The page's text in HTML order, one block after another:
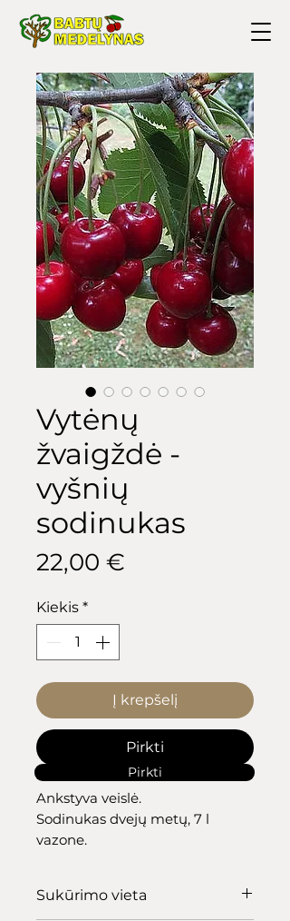
Vytėnų
žvaigždė -
vyšnių
sodinukas
22,00 €
Kiekis *
Į krepšelį
Pirkti
Ankstyva veislė.
Sodinukas dvejų metų, 7 l
vazone.
Sukūrimo vieta
Pirkti